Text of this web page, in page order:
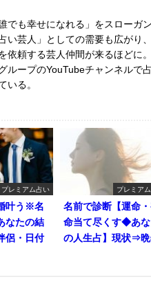
でも幸せになれる」をスローガ
い芸人」としての需要も広がり
依頼する芸人仲間が来るほどに。
ループのYouTubeチャンネルで
いる。
プレミアム占い
叶う※名
なたの結
侶・日付
プレミア
名前で診断【運命
命当て尽くす◆あな
の人生占】現状⇒